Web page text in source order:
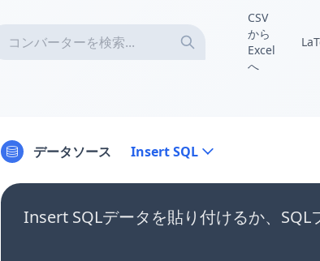
CSV
から
Excel
へ
データソース Insert SQL
Insert SQLデータを貼り付けるか、